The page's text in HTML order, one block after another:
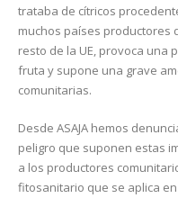
trataba de cítricos
muchos países productores
resto de la UE, provoca una
fruta y supone una grave
comunitarias.
Desde ASAJA hemos
peligro que suponen estas
a los productores
fitosanitario que se aplica